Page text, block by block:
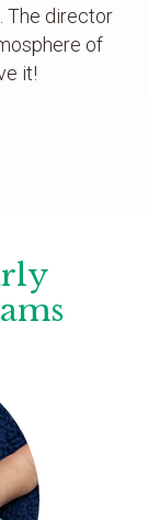
The director
of
it!